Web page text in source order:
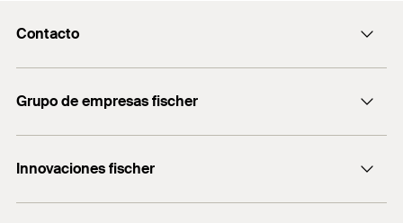
Contacto
servicio.cliente@fischer.es
+0034 977838711
Grupo de empresas fischer
fischertechnik
Innovaciones fischer